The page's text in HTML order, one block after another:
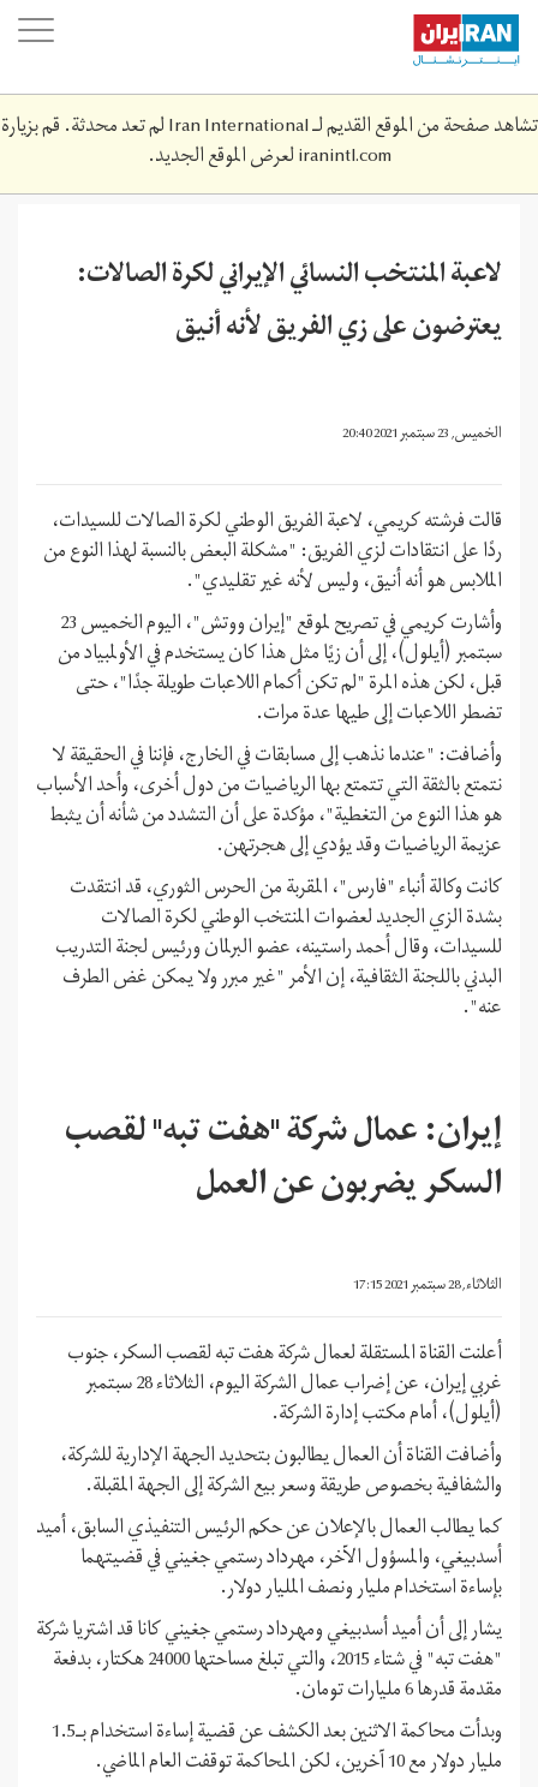
Skip
main
content
تشاهد صفحة من الموقع القديم لـ Iran International لم تعد محدثة. قم بزيارة
iranintl.comلعرض الموقع الجديد.
لاعبة المنتخب النسائي الإيراني لكرة الصالات:
يعترضون على زي الفريق لأنه أنيق
الخميس, 23 سبتمبر 2021 20:40
قالت فرشته كريمي، لاعبة الفريق الوطني لكرة الصالات للسيدات،
ردًا على انتقادات لزي الفريق: "مشكلة البعض بالنسبة لهذا النوع من
الملابس هو أنه أنيق، وليس لأنه غير تقليدي".
وأشارت كريمي في تصريح لموقع "إيران ووتش"، اليوم الخميس 23
سبتمبر (أيلول)، إلى أن زيًا مثل هذا كان يستخدم في الأولمبياد من
قبل، لكن هذه المرة "لم تكن أكمام اللاعبات طويلة جدًا"، حتى
تضطر اللاعبات إلى طيها عدة مرات.
وأضافت: "عندما نذهب إلى مسابقات في الخارج، فإننا في الحقيقة لا
نتمتع بالثقة التي تتمتع بها الرياضيات من دول أخرى، وأحد الأسباب
هو هذا النوع من التغطية"، مؤكدة على أن التشدد من شأنه أن يثبط
عزيمة الرياضيات وقد يؤدي إلى هجرتهن.
كانت وكالة أنباء "فارس"، المقربة من الحرس الثوري، قد انتقدت
بشدة الزي الجديد لعضوات المنتخب الوطني لكرة الصالات
للسيدات، وقال أحمد راستينه، عضو البرلمان ورئيس لجنة التدريب
البدني باللجنة الثقافية، إن الأمر "غير مبرر ولا يمكن غض الطرف
عنه".
إيران: عمال شركة "هفت تبه" لقصب
السكر يضربون عن العمل
الثلاثاء, 28 سبتمبر 2021 17:15
أعلنت القناة المستقلة لعمال شركة هفت تبه لقصب السكر، جنوب
غربي إيران، عن إضراب عمال الشركة اليوم، الثلاثاء 28 سبتمبر
(أيلول)، أمام مكتب إدارة الشركة.
وأضافت القناة أن العمال يطالبون بتحديد الجهة الإدارية للشركة،
والشفافية بخصوص طريقة وسعر بيع الشركة إلى الجهة المقبلة.
كما يطالب العمال بالإعلان عن حكم الرئيس التنفيذي السابق، أميد
أسدبيغي، والمسؤول الآخر، مهرداد رستمي جغيني في قضيتهما
بإساءة استخدام مليار ونصف المليار دولار.
يشار إلى أن أميد أسدبيغي ومهرداد رستمي جغيني كانا قد اشتريا شركة
"هفت تبه" في شتاء 2015، والتي تبلغ مساحتها 24000 هكتار، بدفعة
مقدمة قدرها 6 مليارات تومان.
وبدأت محاكمة الاثنين بعد الكشف عن قضية إساءة استخدام بـ1.5
مليار دولار مع 10 آخرين، لكن المحاكمة توقفت العام الماضي.